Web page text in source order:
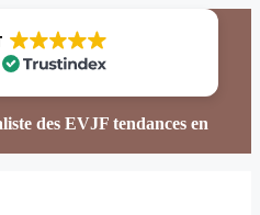
des EVJF tendances en